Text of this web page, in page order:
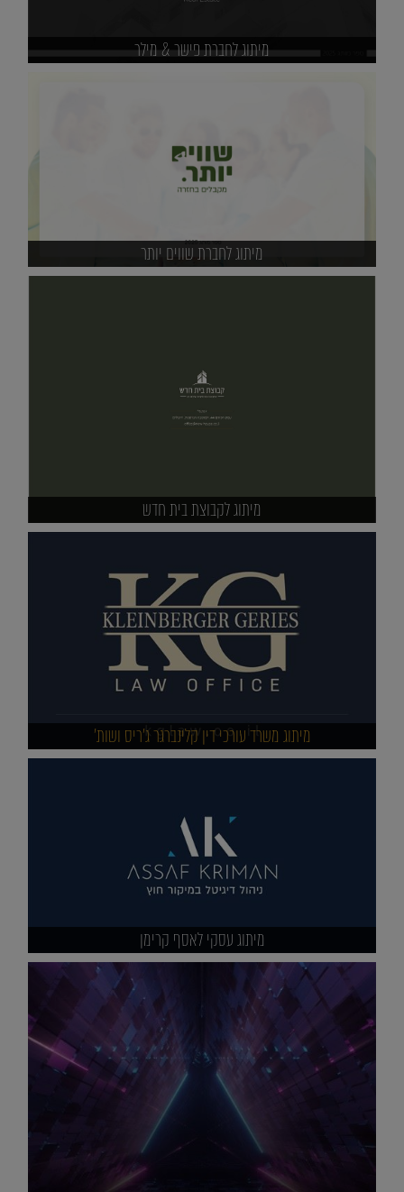
מיתוג לחברת פישר & מילר
מיתוג לחברת שווים יותר
מיתוג לקבוצת בית חדש
מיתוג משרד עורכי דין קלינברגר ג'ריס ושות'
מיתוג עסקי לאסף קרימן